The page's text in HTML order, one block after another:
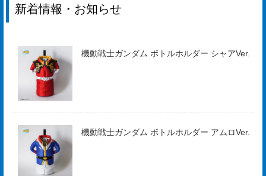
新着情報・お知らせ
機動戦士ガンダム ボトルホルダー シャアVer.
機動戦士ガンダム ボトルホルダー アムロVer.